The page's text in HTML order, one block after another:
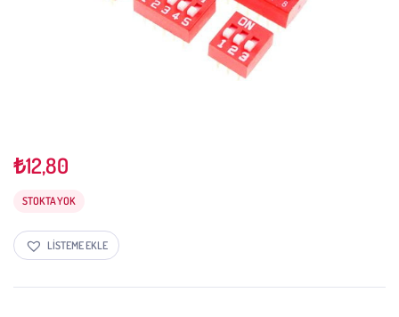
₺12,80
STOKTA YOK
LISTEME EKLE